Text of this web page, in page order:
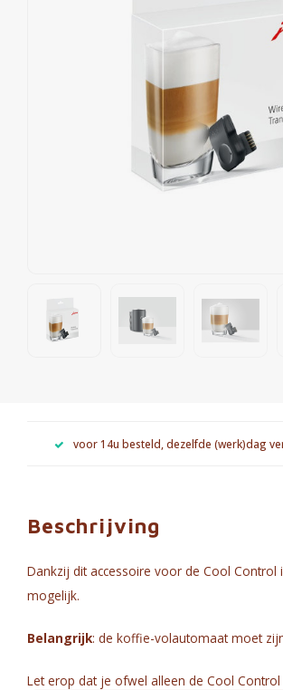
voor 14u besteld, dezelfde (werk)dag
Beschrijving
Dankzij dit accessoire voor de Cool
mogelijk.
Belangrijk: de koffie-volautomaat moet
Let erop dat je ofwel alleen de Cool